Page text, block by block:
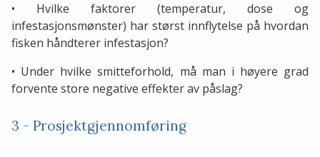
• Hvilke faktorer (temperatur, dose og
infestasjonsmønster) har størst innflytelse på hvordan
fisken håndterer infestasjon?
• Under hvilke smitteforhold, må man i høyere grad
forvente store negative effekter av påslag?
3 - Prosjektgjennomføring